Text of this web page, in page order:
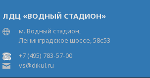
ЛДЦ «ВОДНЫЙ СТАДИОН»
м. Водный стадион,
Ленинградское шоссе, 58с53
+7 (495) 783-57-00
vs@dikul.ru